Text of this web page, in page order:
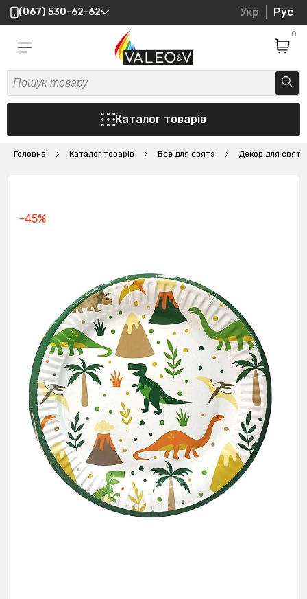
(067) 530-62-62 Укр Рус
0
Каталог товарів
Головна Каталог товарів Все для свята Декор для свят
-45%